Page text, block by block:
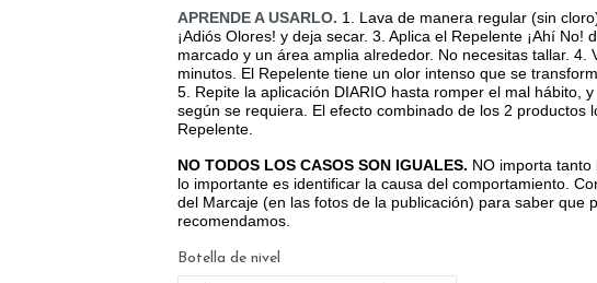
APRENDE A USARLO. 1. Lava de manera regular (sin
¡Adiós Olores! y deja secar. 3. Aplica el Repelente ¡Ahí No!
marcado y un área amplia alrededor. No necesitas tallar. 4.
minutos. El Repelente tiene un olor intenso que se
5. Repite la aplicación DIARIO hasta romper el mal hábito,
según se requiera. El efecto combinado de los 2 productos
Repelente.
NO TODOS LOS CASOS SON IGUALES. NO importa tanto
lo importante es identificar la causa del comportamiento.
del Marcaje (en las fotos de la publicación) para saber que
recomendamos.
Botella de nivel